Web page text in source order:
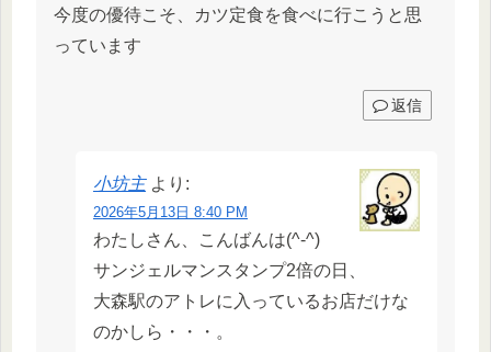
今度の優待こそ、カツ定食を食べに行こうと思
っています
返信
小坊主 より:
2026年5月13日 8:40 PM
わたしさん、こんばんは(^-^)
サンジェルマンスタンプ2倍の日、
大森駅のアトレに入っているお店だけな
のかしら・・・。